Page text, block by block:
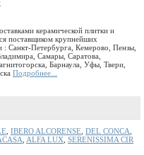
керамической плитки и
поставщиком крупнейших
Санкт-Петербурга, Кемерово, Пензы,
Самары, Саратова,
Барнаула, Уфы, Твери,
Подробнее...
IBERO ALCORENSE DEL CONCA
ALFA LUX SERENISSIMA CIR